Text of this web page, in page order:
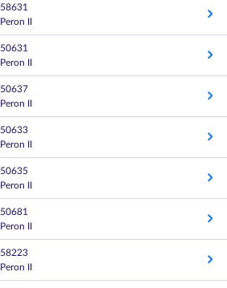
58631
Peron II
50631
Peron II
50637
Peron II
50633
Peron II
50635
Peron II
50681
Peron II
58223
Peron II